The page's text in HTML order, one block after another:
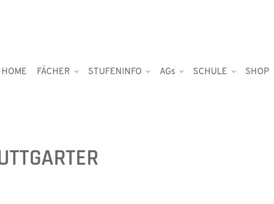
HOME FÄCHER STUFENINFO AGs SCHULE SHOP